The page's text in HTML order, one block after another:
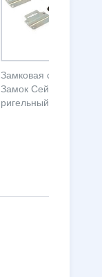
Замковая система
Замок Сейфовый 4-х
ригельный